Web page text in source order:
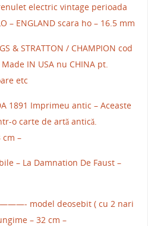
electric vintage perioada
– ENGLAND scara ho – 16.5 mm
& STRATTON / CHAMPION cod
IN USA nu CHINA pt.
etc
1891 Imprimeu antic – Aceaste
o carte de artă antică.
–
– La Damnation De Faust –
model deosebit ( cu 2 nari
– 32 cm –